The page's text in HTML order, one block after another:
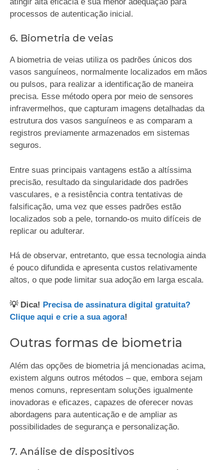
processos de autenticação inicial.
6. Biometria de veias
A biometria de veias utiliza os padrões únicos dos
vasos sanguíneos, normalmente localizados em mãos
ou pulsos, para realizar a identificação de maneira
precisa. Esse método opera por meio de sensores
infravermelhos, que capturam imagens detalhadas da
estrutura dos vasos sanguíneos e as comparam a
registros previamente armazenados em sistemas
seguros.
Entre suas principais vantagens estão a altíssima
precisão, resultado da singularidade dos padrões
vasculares, e a resistência contra tentativas de
falsificação, uma vez que esses padrões estão
localizados sob a pele, tornando-os muito difíceis de
replicar ou adulterar.
Há de observar, entretanto, que essa tecnologia ainda
é pouco difundida e apresenta custos relativamente
altos, o que pode limitar sua adoção em larga escala.
💡 Dica! Precisa de assinatura digital gratuita?
Clique aqui e crie a sua agora!
Outras formas de biometria
Além das opções de biometria já mencionadas acima,
existem alguns outros métodos – que, embora sejam
menos comuns, representam soluções igualmente
inovadoras e eficazes, capazes de oferecer novas
abordagens para autenticação e de ampliar as
possibilidades de segurança e personalização.
7. Análise de dispositivos